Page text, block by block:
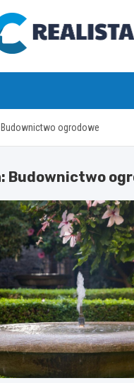
Budownictwo ogrodowe
Budownictwo